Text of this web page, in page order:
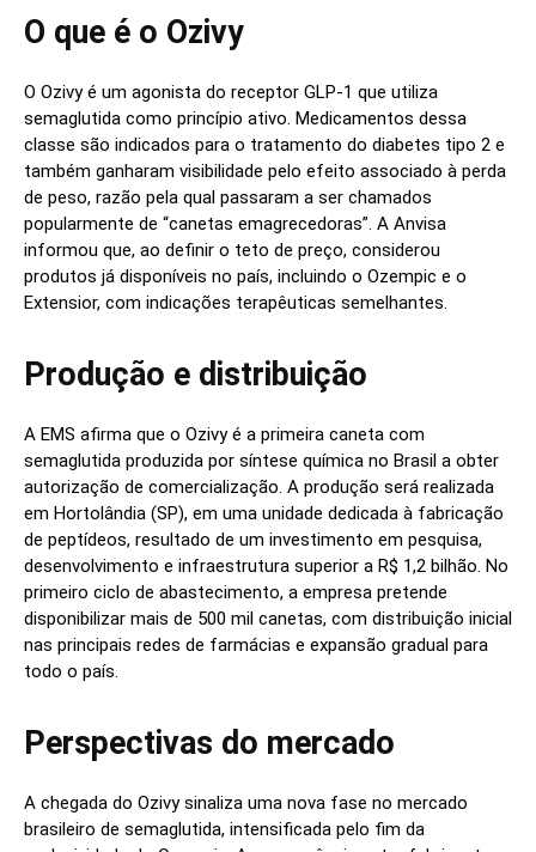
O que é o Ozivy
O Ozivy é um agonista do receptor GLP-1 que utiliza
semaglutida como princípio ativo. Medicamentos dessa
classe são indicados para o tratamento do diabetes tipo 2 e
também ganharam visibilidade pelo efeito associado à perda
de peso, razão pela qual passaram a ser chamados
popularmente de “canetas emagrecedoras”. A Anvisa
informou que, ao definir o teto de preço, considerou
produtos já disponíveis no país, incluindo o Ozempic e o
Extensior, com indicações terapêuticas semelhantes.
Produção e distribuição
A EMS afirma que o Ozivy é a primeira caneta com
semaglutida produzida por síntese química no Brasil a obter
autorização de comercialização. A produção será realizada
em Hortolândia (SP), em uma unidade dedicada à fabricação
de peptídeos, resultado de um investimento em pesquisa,
desenvolvimento e infraestrutura superior a R$ 1,2 bilhão. No
primeiro ciclo de abastecimento, a empresa pretende
disponibilizar mais de 500 mil canetas, com distribuição inicial
nas principais redes de farmácias e expansão gradual para
todo o país.
Perspectivas do mercado
A chegada do Ozivy sinaliza uma nova fase no mercado
brasileiro de semaglutida, intensificada pelo fim da